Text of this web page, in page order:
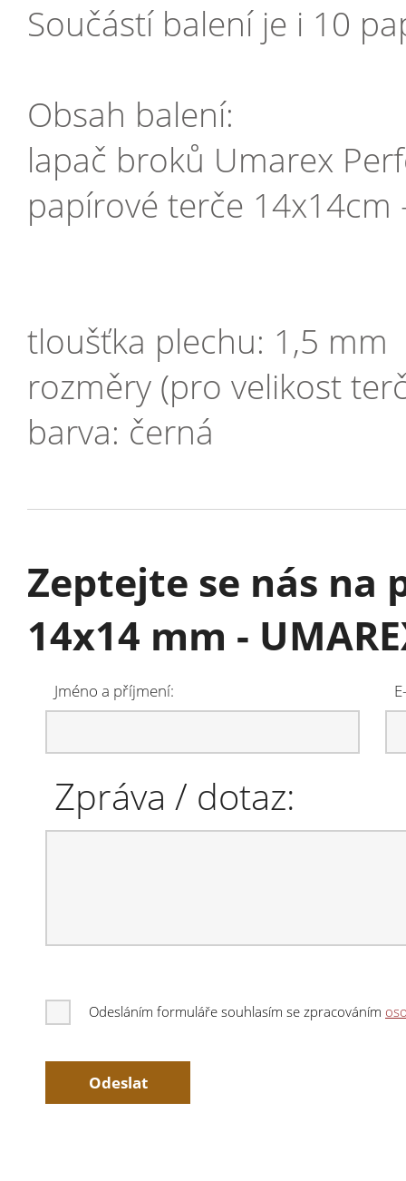
Součástí balení je i 10
Obsah balení:
lapač broků Umarex
papírové terče 14x14cm
tloušťka plechu: 1,5 mm
rozměry (pro velikost
barva: černá
Zeptejte se nás
14x14 mm -
Jméno a příjmení:
Zpráva / dotaz:
Odesláním formuláře souhlasím se zpracováním